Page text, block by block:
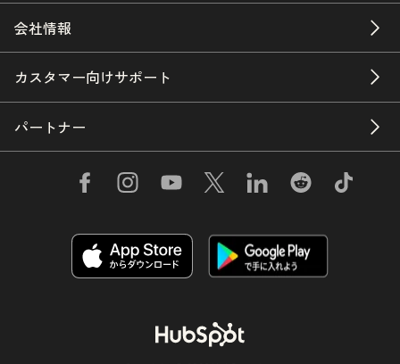
会社情報
カスタマー向けサポート
パートナー